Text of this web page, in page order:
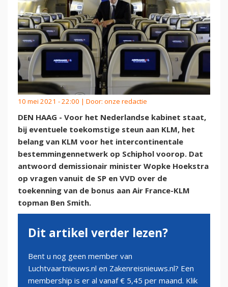
10 mei 2021 - 22:00 | Door: onze redactie
DEN HAAG - Voor het Nederlandse kabinet staat,
bij eventuele toekomstige steun aan KLM, het
belang van KLM voor het intercontinentale
bestemmingennetwerk op Schiphol voorop. Dat
antwoord demissionair minister Wopke Hoekstra
op vragen vanuit de SP en VVD over de
toekenning van de bonus aan Air France-KLM
topman Ben Smith.
Dit artikel verder lezen?
Bent u nog geen member van
Luchtvaartnieuws.nl en Zakenreisnieuws.nl? Een
membership is er al vanaf € 5,45 per maand. Klik